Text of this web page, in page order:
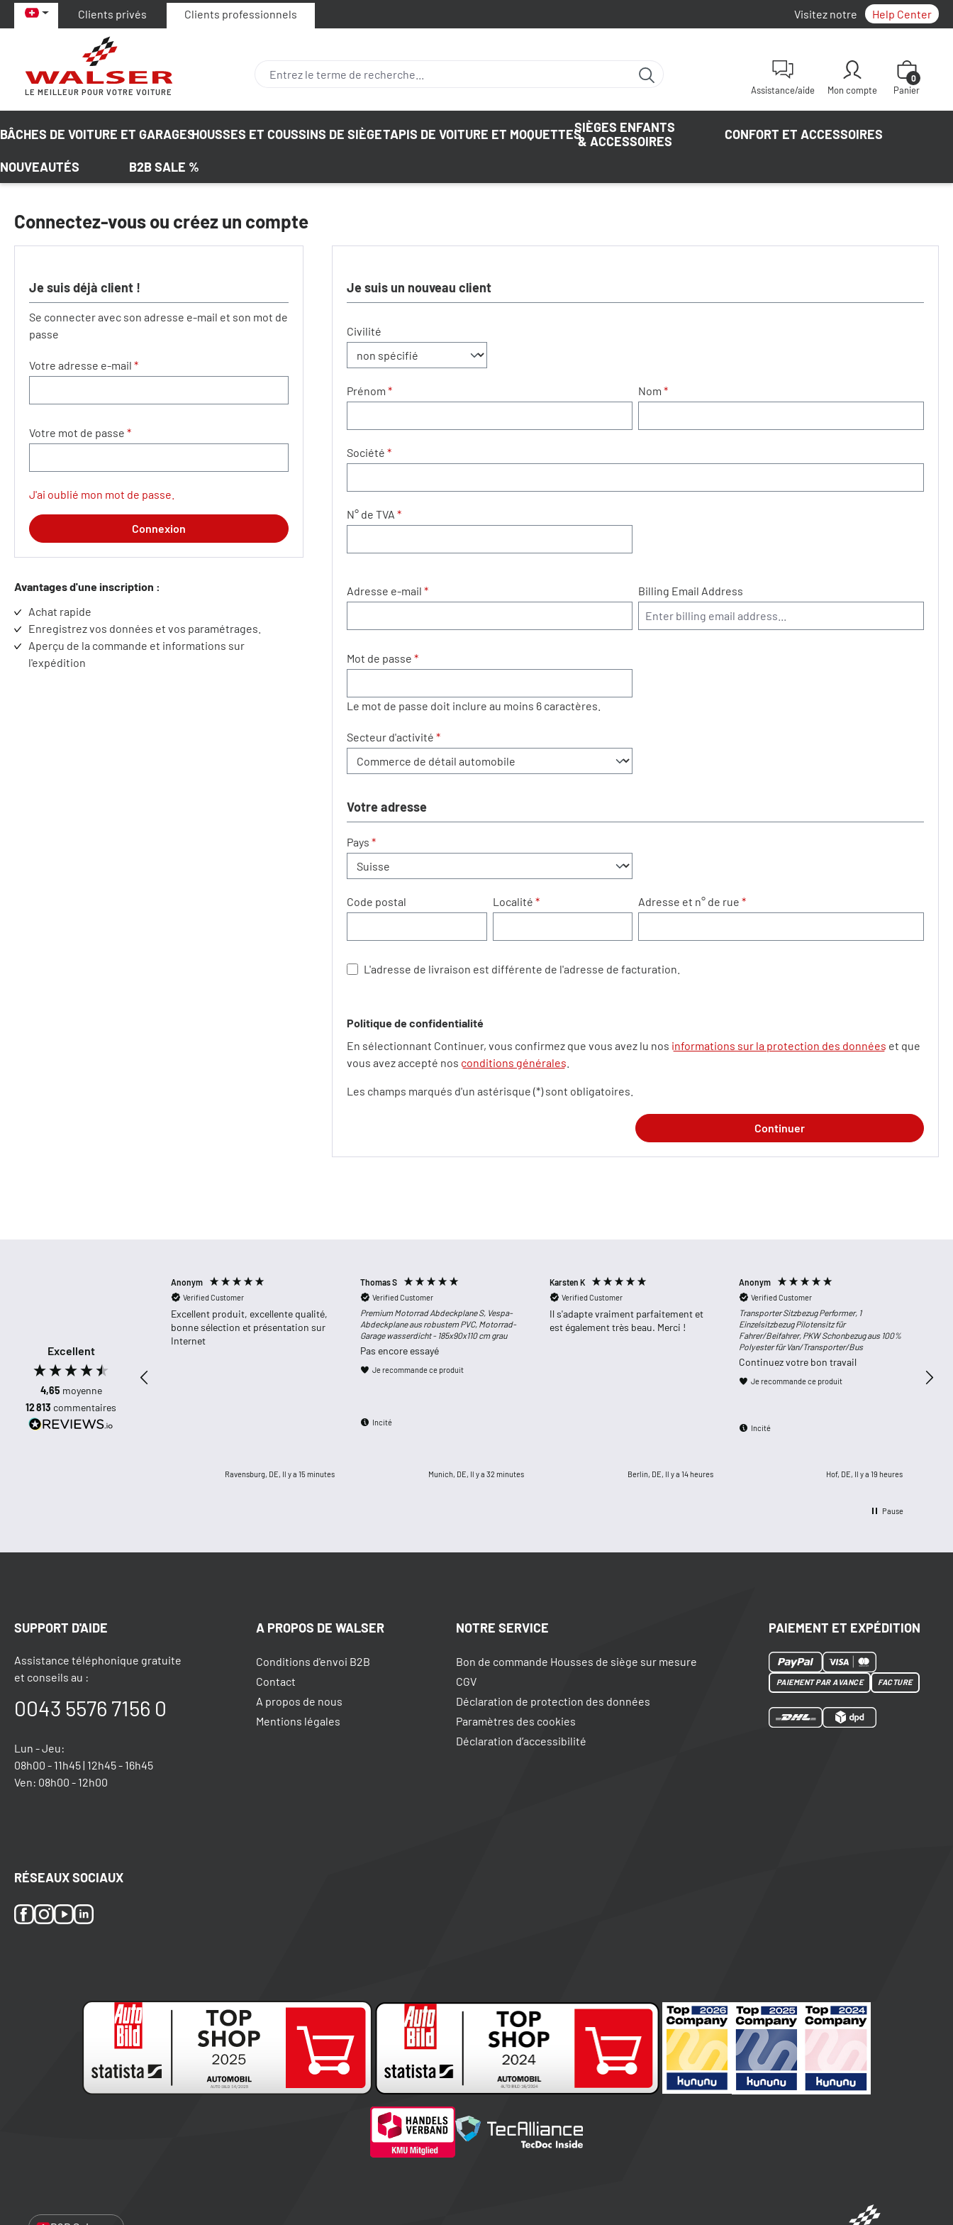
au contenu principal
Passer à la recherche
Passer à la navigation principale
Clients privés Clients professionnels Visitez notre Help Center
LE MEILLEUR POUR VOTRE VOITURE Assistance/aide Mon compte
Le panier
0
Panier
BÂCHES DE VOITURE ET GARAGESHOUSSES ET COUSSINS DE SIÈGETAPIS DE VOITURE ET MOQUETTESSIÈGES ENFANTS
& ACCESSOIRES
CONFORT ET ACCESSOIRES
NOUVEAUTÉS B2B SALE %
Connectez-vous ou créez un compte
Je suis déjà client !
Se connecter avec son adresse e-mail et son mot de
passe
Votre adresse e-mail *
Votre mot de passe *
J'ai oublié mon mot de passe.
Connexion
Avantages d'une inscription :
Achat rapide
Enregistrez vos données et vos paramétrages.
Aperçu de la commande et informations sur
l'expédition
Je suis un nouveau client
Civilité
Prénom * Nom *
Société *
N° de TVA *
Adresse e-mail * Billing Email Address
Mot de passe *
Le mot de passe doit inclure au moins 6 caractères.
Secteur d'activité *
Votre adresse
Pays *
Code postal Localité * Adresse et n° de rue *
L'adresse de livraison est différente de l'adresse de facturation.
Politique de confidentialité
En sélectionnant Continuer, vous confirmez que vous avez lu nos informations sur la protection des données et que
vous avez accepté nos conditions générales
Les champs marqués d'un astérisque (*) sont obligatoires.
Continuer
Excellent
4,65 moyenne
12 813 commentaires
Anonym
Verified Customer
Excellent produit, excellente qualité,
bonne sélection et présentation sur
Internet
Ravensburg, DE, Il y a 15 minutes
Thomas S
Verified Customer
Premium Motorrad Abdeckplane S, Vespa-
Abdeckplane aus robustem PVC, Motorrad-
Garage wasserdicht - 185x90x110 cm grau
Pas encore essayé
Je recommande ce produit
Incité
Munich, DE, Il y a 32 minutes
Karsten K
Verified Customer
Il s'adapte vraiment parfaitement et
est également très beau. Merci !
Berlin, DE, Il y a 14 heures
Anonym
Verified Customer
Transporter Sitzbezug Performer, 1
Einzelsitzbezug Pilotensitz für
Fahrer/Beifahrer, PKW Schonbezug aus 100%
Polyester für Van/Transporter/Bus
Continuez votre bon travail
Je recommande ce produit
Incité
Hof, DE, Il y a 19 heures
Pause
SUPPORT D'AIDE
Assistance téléphonique gratuite
et conseils au :
0043 5576 7156 0
Lun - Jeu:
08h00 - 11h45 | 12h45 - 16h45
Ven: 08h00 - 12h00
A PROPOS DE WALSER
Conditions d'envoi B2B
Contact
A propos de nous
Mentions légales
NOTRE SERVICE
Bon de commande Housses de siège sur mesure
CGV
Déclaration de protection des données
Paramètres des cookies
Déclaration d’accessibilité
PAIEMENT ET EXPÉDITION
PAIEMENT PAR AVANCE FACTURE
RÉSEAUX SOCIAUX